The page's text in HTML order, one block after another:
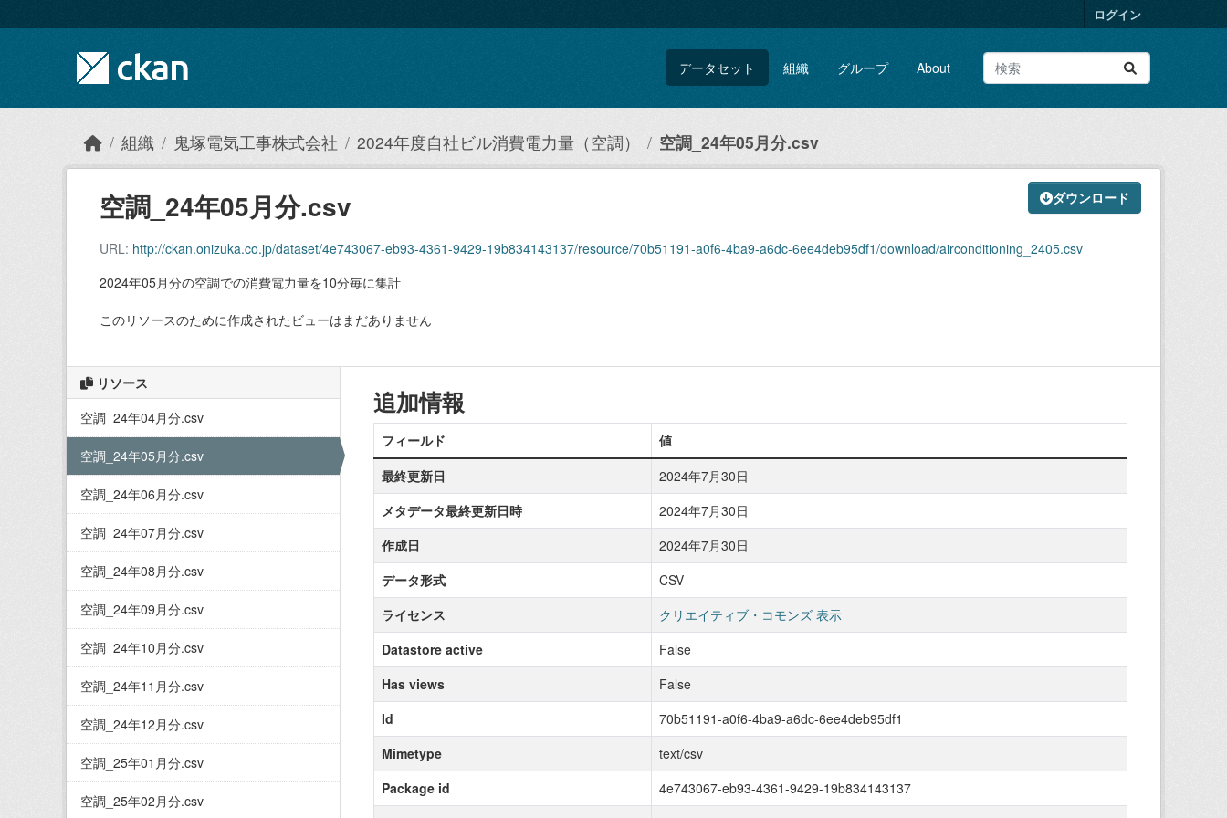
ログイン
データセット 組織 グループ About
組織 鬼塚電気工事株式会社 2024年度自社ビル消費電力量（空調） 空調_24年05月分.csv
ダウンロード
空調_24年05月分.csv
URL: http://ckan.onizuka.co.jp/dataset/4e743067-eb93-4361-9429-19b834143137/resource/70b51191-a0f6-4ba9-a6dc-6ee4deb95df1/download/airconditioning_2405.csv
2024年05月分の空調での消費電力量を10分毎に集計
このリソースのために作成されたビューはまだありません
リソース
空調_24年04月分.csv
空調_24年05月分.csv
空調_24年06月分.csv
空調_24年07月分.csv
空調_24年08月分.csv
空調_24年09月分.csv
空調_24年10月分.csv
空調_24年11月分.csv
空調_24年12月分.csv
空調_25年01月分.csv
空調_25年02月分.csv
追加情報
フィールド
値
最終更新日
2024年7月30日
メタデータ最終更新日時
2024年7月30日
作成日
2024年7月30日
データ形式
CSV
ライセンス
クリエイティブ・コモンズ 表示
Datastore active
False
Has views
False
Id
70b51191-a0f6-4ba9-a6dc-6ee4deb95df1
Mimetype
text/csv
Package id
4e743067-eb93-4361-9429-19b834143137